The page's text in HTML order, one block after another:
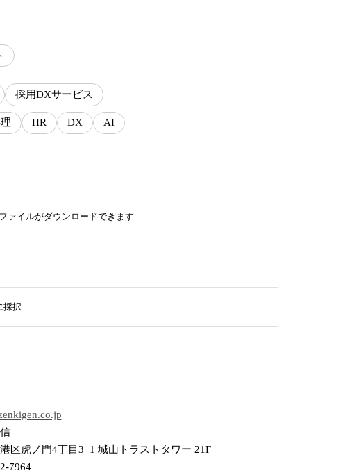
採用DXサービス
HR DX AI
ァイルがダウンロードできます
採択
区虎ノ門4丁目3−1 城山トラストタワー 21F
7964